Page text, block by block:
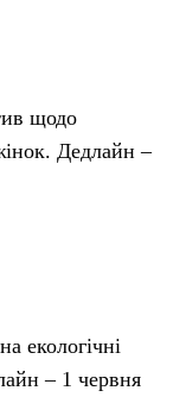
щодо
Дедлайн –
екологічні
– 1 червня